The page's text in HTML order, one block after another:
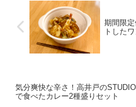
期間限
トした
気分爽快な辛さ！高井戸の
で食べたカレー2種盛りセット